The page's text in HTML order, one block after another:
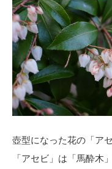
壺型になった花の「ア
「アセビ」は「馬酔木